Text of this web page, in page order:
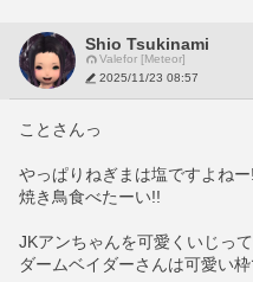
Shio Tsukinami
Valefor [Meteor]
2025/11/23 08:57
ことさんっ
やっぱりねぎまは塩ですよねー!
焼き鳥食べたーい!!
JKアンちゃんを可愛くいじっ
ダームベイダーさんは可愛い